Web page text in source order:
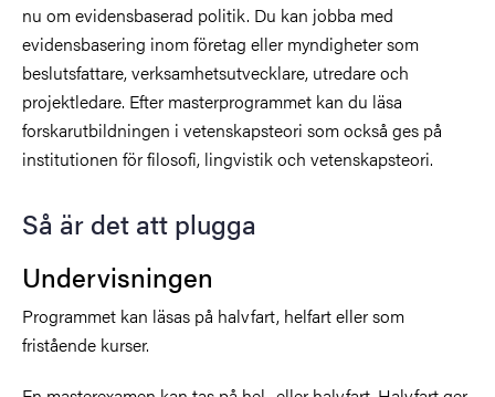
nu om evidensbaserad politik. Du kan jobba med
evidensbasering inom företag eller myndigheter som
beslutsfattare, verksamhetsutvecklare, utredare och
projektledare. Efter masterprogrammet kan du läsa
forskarutbildningen i vetenskapsteori som också ges på
institutionen för filosofi, lingvistik och vetenskapsteori.
Så är det att plugga
Undervisningen
Programmet kan läsas på halvfart, helfart eller som
fristående kurser.